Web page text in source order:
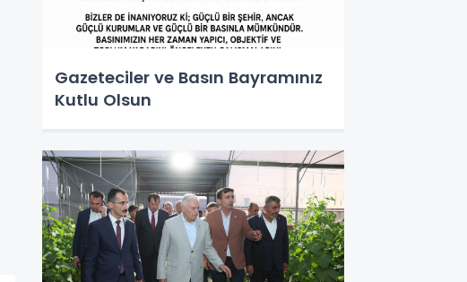
Gazeteciler ve Basın Bayramınız
Kutlu Olsun